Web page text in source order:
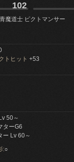
102
魔道士 ピクトマンサー
トヒット +53
50～
ターG6
ー Lv 60～
:○